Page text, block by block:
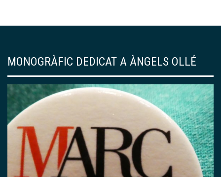
MONOGRÀFIC DEDICAT A ÀNGELS OLLÉ